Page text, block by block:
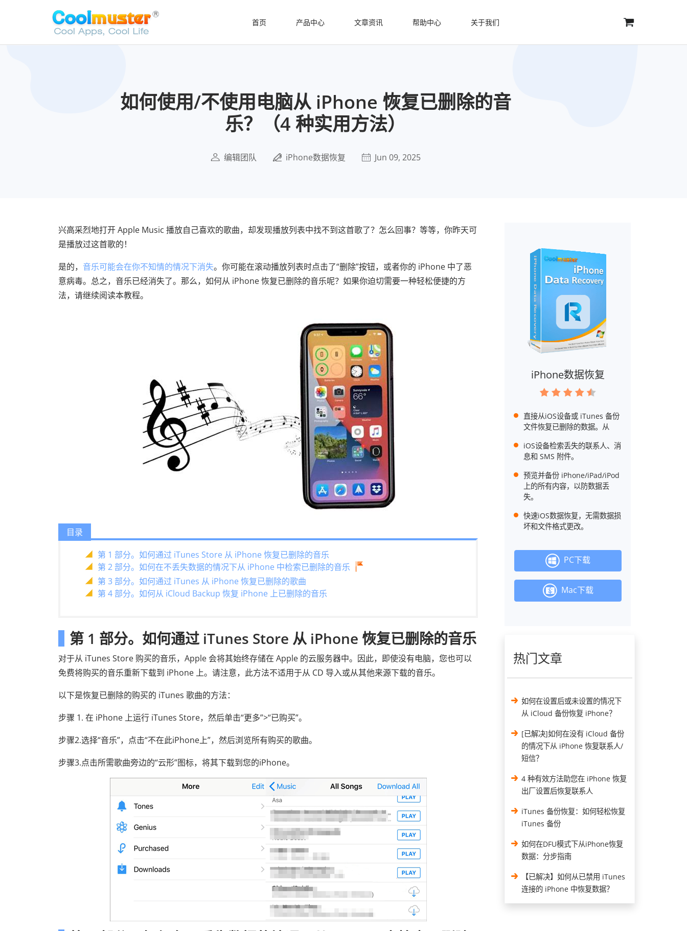
首页 产品中心 文章资讯 帮助中心 关于我们
如何使用/不使用电脑从 iPhone 恢复已删除的音
乐？（4 种实用方法）
编辑团队 iPhone数据恢复 Jun 09, 2025
兴高采烈地打开 Apple Music 播放自己喜欢的歌曲，却发现播放列表中找不到这首歌了？怎么回事？等等，你昨天可
是播放过这首歌的！
是的， 音乐可能会在你不知情的情况下消失。你可能在滚动播放列表时点击了“删除”按钮，或者你的 iPhone 中了恶
意病毒。总之，音乐已经消失了。那么，如何从 iPhone 恢复已删除的音乐呢？如果你迫切需要一种轻松便捷的方
法，请继续阅读本教程。
目录
第 1 部分。如何通过 iTunes Store 从 iPhone 恢复已删除的音乐
第 2 部分。如何在不丢失数据的情况下从 iPhone 中检索已删除的音乐
第 3 部分。如何通过 iTunes 从 iPhone 恢复已删除的歌曲
第 4 部分。如何从 iCloud Backup 恢复 iPhone 上已删除的音乐
第 1 部分。如何通过 iTunes Store 从 iPhone 恢复已删除的音乐
对于从 iTunes Store 购买的音乐，Apple 会将其始终存储在 Apple 的云服务器中。因此，即使没有电脑，您也可以
免费将购买的音乐重新下载到 iPhone 上。请注意，此方法不适用于从 CD 导入或从其他来源下载的音乐。
以下是恢复已删除的购买的 iTunes 歌曲的方法：
步骤 1. 在 iPhone 上运行 iTunes Store，然后单击“更多”>“已购买”。
步骤2.选择“音乐”，点击“不在此iPhone上”，然后浏览所有购买的歌曲。
步骤3.点击所需歌曲旁边的“云形”图标，将其下载到您的iPhone。
iPhone数据恢复
直接从iOS设备或 iTunes 备份
文件恢复已删除的数据。从
iOS设备检索丢失的联系人、消
息和 SMS 附件。
预览并备份 iPhone/iPad/iPod
上的所有内容，以防数据丢
失。
快速iOS数据恢复，无需数据损
坏和文件格式更改。
PC下载
Mac下载
热门文章
如何在设置后或未设置的情况下
从 iCloud 备份恢复 iPhone？
[已解决]如何在没有 iCloud 备份
的情况下从 iPhone 恢复联系人/
短信？
4 种有效方法助您在 iPhone 恢复
出厂设置后恢复联系人
iTunes 备份恢复：如何轻松恢复
iTunes 备份
如何在DFU模式下从iPhone恢复
数据：分步指南
【已解决】如何从已禁用 iTunes
连接的 iPhone 中恢复数据？